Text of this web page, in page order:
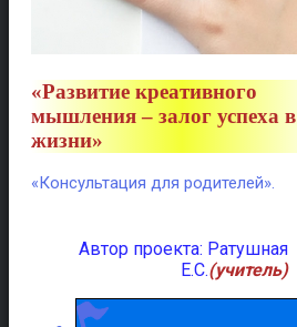
«Развитие креативного
мышления – залог успеха в
жизни»
«Консультация для родителей».
Автор проекта: Ратушная
Е.С.(учитель)